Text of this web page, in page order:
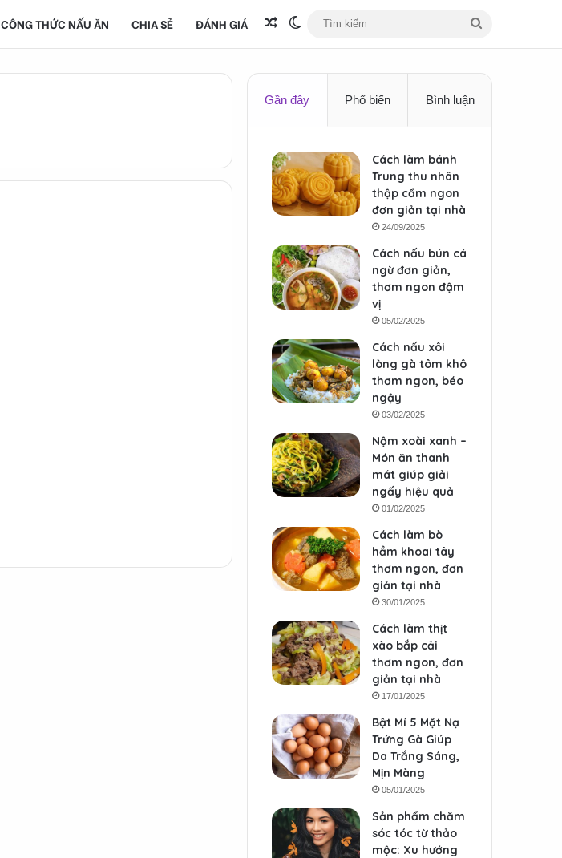
CÔNG THỨC NẤU ĂN CHIA SẺ ĐÁNH GIÁ Bài viết ngẫu nhiên
Switch skin
kiếm
Gần đây Phổ biến Bình luận
Cách làm bánh
Trung thu nhân
thập cẩm ngon
đơn giản tại nhà
24/09/2025
Cách nấu bún cá
ngừ đơn giản,
thơm ngon đậm
vị
05/02/2025
Cách nấu xôi
lòng gà tôm khô
thơm ngon, béo
ngậy
03/02/2025
Nộm xoài xanh –
Món ăn thanh
mát giúp giải
ngấy hiệu quả
01/02/2025
Cách làm bò
hầm khoai tây
thơm ngon, đơn
giản tại nhà
30/01/2025
Cách làm thịt
xào bắp cải
thơm ngon, đơn
giản tại nhà
17/01/2025
Bật Mí 5 Mặt Nạ
Trứng Gà Giúp
Da Trắng Sáng,
Mịn Màng
05/01/2025
Sản phẩm chăm
sóc tóc từ thảo
mộc: Xu hướng